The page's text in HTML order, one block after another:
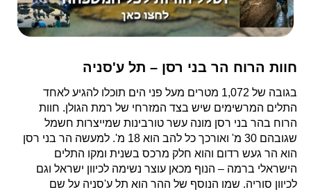
חוות הרוח הר בני רסן – תל ע'סניה
בגובה של 1,072 מטרים מעל פני הים תוכלו להגיע לאחד
התלים המרשימים שיש בצד המזרחי של רמת הגולן. חוות
הרוח בהר בני רסן מונה עשר טורבינות שמייצרות חשמל
שגובהם 30 מ' ואורכך כל להב הוא 18 מ'. למעשה הר בני רסן
הוא הר געש רדום והוא חלק מרכס בשנית ומקו התלים
הישראלי ברמה – הנוף מכאן עוצר נשימה לכיוון ישראל וגם
לכיוון סוריה. שמו הנוסף של ההר הוא תל ע'סניה על שם